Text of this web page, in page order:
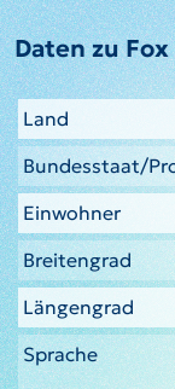
Daten zu
Land
Bundesstaat/
Einwohner
Breitengrad
Längengrad
Sprache